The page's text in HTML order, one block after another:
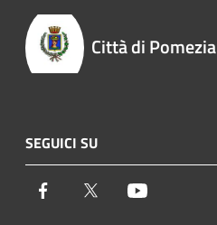
Città di Pomezia
SEGUICI SU
Facebook Twitter